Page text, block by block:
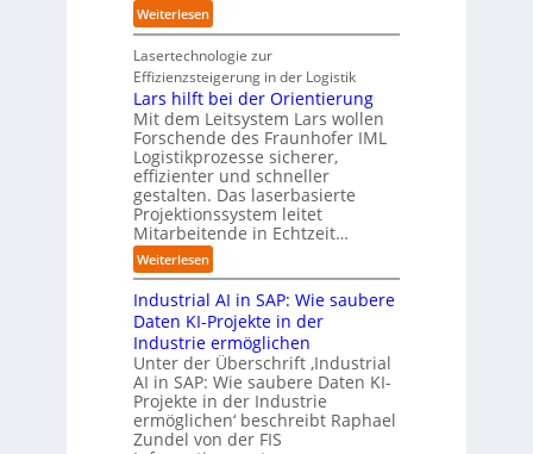
e
r
u
n
g
s
l
ö
s
u
n
g
e
n
n
d
t
r
i
e
a
u
t
o
m
a
t
i
s
i
e
r
u
n
d
u
t
r
i
a
l
B
s
i
n
e
s
s
E
c
o
y
s
o
m
a
t
i
o
n
.
O
g
w
ä
c
h
s
w
e
i
t
e
Weiterlesen:
S
t
u
d
i
e
z
e
i
g
t
M
i
s
s
t
r
a
u
e
n
Lasertechnologie zur
Effizienzsteigerung in der Logistik
Lars hilft bei der Orientierung
Mit dem Leitsystem Lars wollen
Forschende des Fraunhofer IML
Logistikprozesse sicherer,
effizienter und schneller
gestalten. Das laserbasierte
Projektionssystem leitet
Mitarbeitende in Echtzeit…
Weiterlesen:
L
a
r
s
h
l
f
t
Industrial AI in SAP: Wie saubere
Daten KI-Projekte in der
Industrie ermöglichen
Unter der Überschrift ‚Industrial
AI in SAP: Wie saubere Daten KI-
Projekte in der Industrie
ermöglichen‘ beschreibt Raphael
Zundel von der FIS